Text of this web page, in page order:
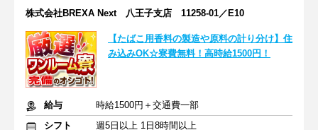
株式会社BREXA Next 八王子支店 11258-01／E10
【たばこ用香料の製造や原料の計り分け】住
み込みOK☆寮費無料！高時給1500円！
給与
時給1500円＋交通費一部
シフト
週5日以上 1日8時間以上